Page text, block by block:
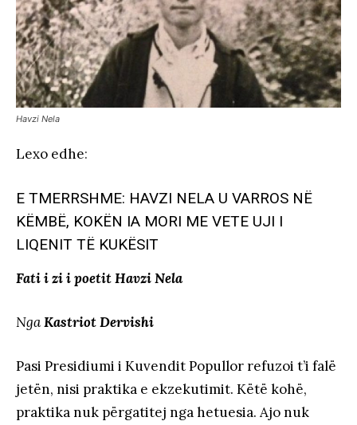
Havzi Nela
Lexo edhe:
E TMERRSHME: HAVZI NELA U VARROS NË
KËMBË, KOKËN IA MORI ME VETE UJI I
LIQENIT TË KUKËSIT
Fati i zi i poetit Havzi Nela
NgaKastriot Dervishi
Pasi Presidiumi i Kuvendit Popullor refuzoi t’i falë
jetën, nisi praktika e ekzekutimit. Këtë kohë,
praktika nuk përgatitej nga hetuesia. Ajo nuk